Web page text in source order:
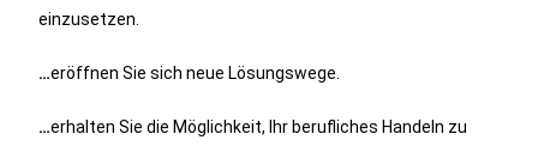
einzusetzen.
…eröffnen Sie sich neue Lösungswege.
…erhalten Sie die Möglichkeit, Ihr berufliches Handeln zu